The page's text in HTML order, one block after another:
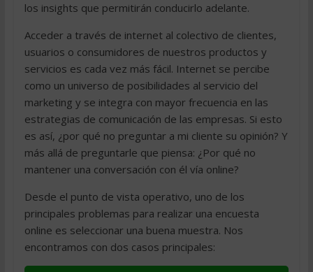
los insights que permitirán conducirlo adelante.
Acceder a través de internet al colectivo de clientes,
usuarios o consumidores de nuestros productos y
servicios es cada vez más fácil. Internet se percibe
como un universo de posibilidades al servicio del
marketing y se integra con mayor frecuencia en las
estrategias de comunicación de las empresas. Si esto
es así, ¿por qué no preguntar a mi cliente su opinión? Y
más allá de preguntarle que piensa: ¿Por qué no
mantener una conversación con él vía online?
Desde el punto de vista operativo, uno de los
principales problemas para realizar una encuesta
online es seleccionar una buena muestra. Nos
encontramos con dos casos principales: